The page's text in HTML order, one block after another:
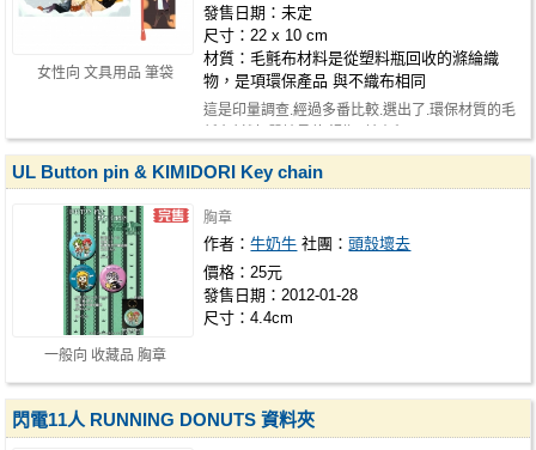
女性向 文具用品 筆袋
發售日期：未定
尺寸：22 x 10 cm
材質：毛氈布材料是從塑料瓶回收的滌綸織
物，是項環保產品 與不織布相同
這是印量調查.經過多番比較.選出了.環保材質的毛
一般向 收藏品 胸章
UL Button pin & KIMIDORI Key chain
胸章
作者：牛奶牛 社團：頭殼壞去
價格：25元
發售日期：2012-01-28
尺寸：4.4cm
閃電11人 RUNNING DONUTS 資料夾